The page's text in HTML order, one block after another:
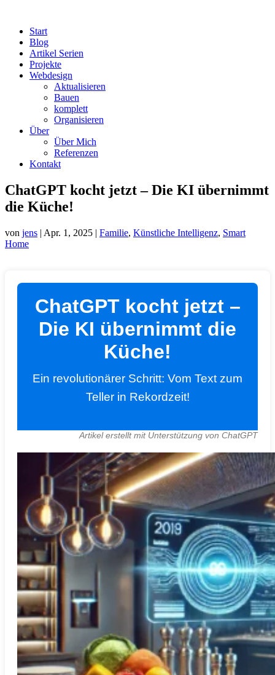
Start
Blog
Artikel Serien
Projekte
Webdesign
Aktualisieren
Bauen
komplett
Organisieren
Über
Über Mich
Referenzen
Kontakt
ChatGPT kocht jetzt – Die KI übernimmt
die Küche!
von jens | Apr. 1, 2025 | Familie, Künstliche Intelligenz, Smart
Home
ChatGPT kocht jetzt –
Die KI übernimmt die
Küche!
Ein revolutionärer Schritt: Vom Text zum
Teller in Rekordzeit!
Artikel erstellt mit Unterstützung von ChatGPT